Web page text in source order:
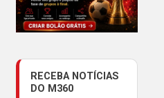
RECEBA NOTÍCIAS
DO M360